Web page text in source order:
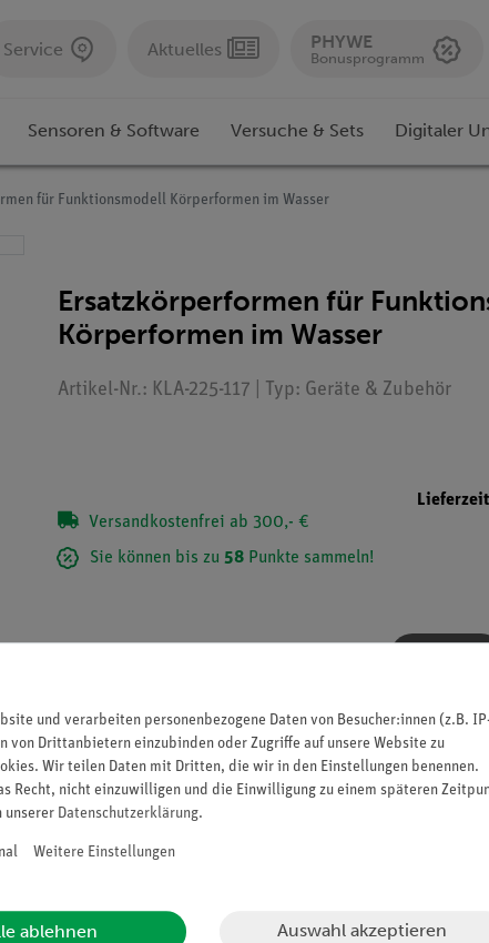
Service Aktuelles PHYWE
Bonusprogramm
Sensoren & Software Versuche & Sets Digitaler
für Funktionsmodell Körperformen im Wasser
Ersatzkörperformen für
Körperformen im Wasser
Artikel-Nr.: KLA-225-117 | Typ: Geräte & Zubehör
Versandkostenfrei ab 300,- €
Sie können bis zu 58 Punkte sammeln!
und verarbeiten personenbezogene Daten von Besucher:innen (z.B.
von Drittanbietern einzubinden oder Zugriffe auf unsere Website zu
Wir teilen Daten mit Dritten, die wir in den Einstellungen benennen.
Recht, nicht einzuwilligen und die Einwilligung zu einem späteren
unserer Daten­schutz­erklärung.
Weitere Einstellungen
ablehnen Auswahl akzeptieren